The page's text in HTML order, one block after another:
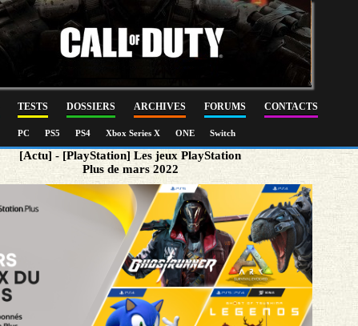
TESTS DOSSIERS ARCHIVES FORUMS CONTACTS
PC PS5 PS4 Xbox Series X ONE Switch
[Actu] - [PlayStation] Les jeux PlayStation
Plus de mars 2022